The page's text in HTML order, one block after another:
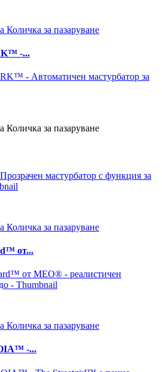
Количка за пазаруване
-...
Количка за пазаруване
Количка за пазаруване
от...
Количка за пазаруване
-...